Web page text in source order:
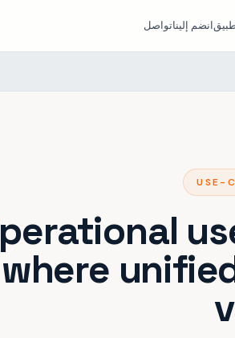
انضم إليناتواصل
USE-
where